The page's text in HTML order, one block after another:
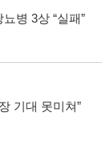
병 3상 “실패”
기대 못미쳐”